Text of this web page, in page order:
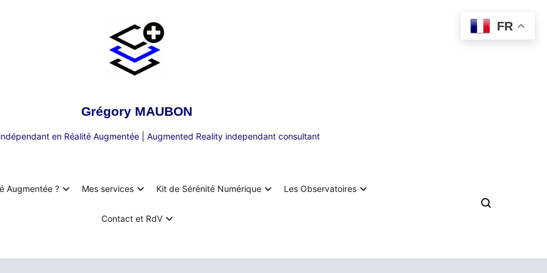
Grégory MAUBON
en Réalité Augmentée | Augmented Reality independant consultant
Augmentée ? Mes services Kit de Sérénité Numérique Les Observatoires
Contact et RdV
FR